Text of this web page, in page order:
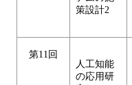
策設計2
第11回
人工知能
の応用研